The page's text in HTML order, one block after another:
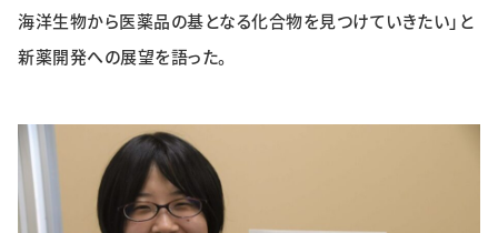
海洋生物から医薬品の基となる化合物を見つけていきたい」と
新薬開発への展望を語った。